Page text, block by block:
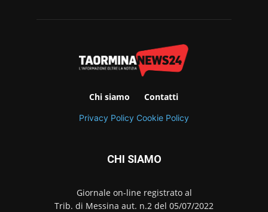
Chi siamo Contatti
Privacy Policy Cookie Policy
CHI SIAMO
Giornale on-line registrato al
Trib. di Messina aut. n.2 del 05/07/2022